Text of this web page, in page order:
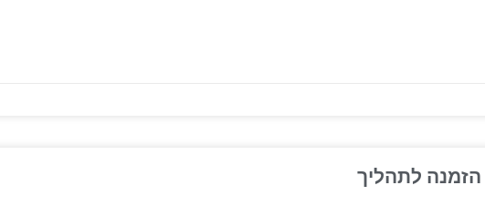
לתהליך